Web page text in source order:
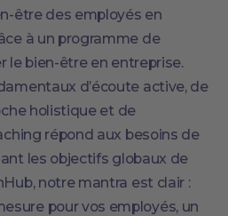
être des employés en
à un programme de
le bien-être en entreprise.
d’écoute active, de
holistique et de
répond aux besoins de
les objectifs globaux de
notre mantra est clair :
pour vos employés, un